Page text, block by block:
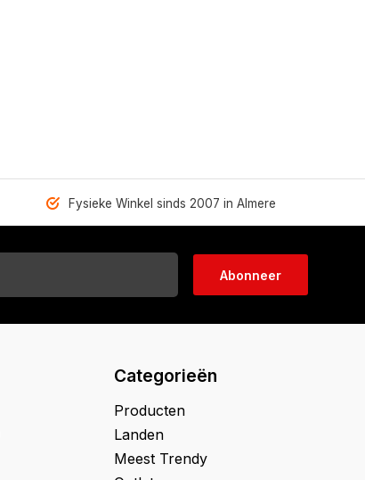
Fysieke Winkel sinds 2007 in Almere
Abonneer
Categorieën
Producten
Landen
Meest Trendy